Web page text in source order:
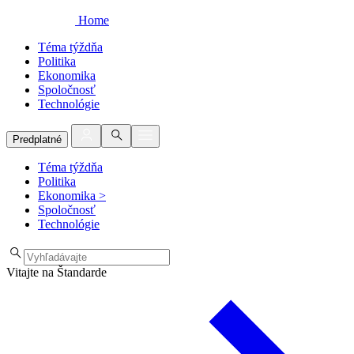
Home
Téma týždňa
Politika
Ekonomika
Spoločnosť
Technológie
Predplatné
Téma týždňa
Politika
Ekonomika >
Spoločnosť
Technológie
Vitajte na Štandarde